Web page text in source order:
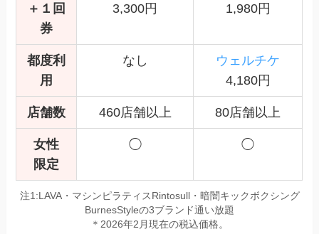
＋１回
券
3,300円 1,980円
都度利
用
なし
ウェルチケ
4,180円
店舗数 460店舗以上 80店舗以上
女性
限定
◯ ◯
注1:LAVA・マシンピラティスRintosull・暗闇キックボクシング
BurnesStyleの3ブランド通い放題
＊2026年2月現在の税込価格。